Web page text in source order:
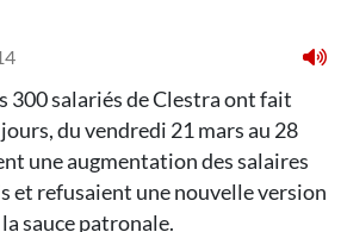
300 salariés de Clestra ont fait
du vendredi 21 mars au 28
une augmentation des salaires
et refusaient une nouvelle version
sauce patronale.